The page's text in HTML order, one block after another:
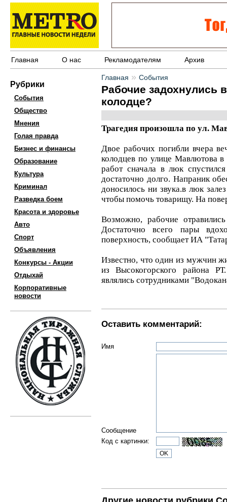
Главная О нас Рекламодателям Архив
Рубрики
События
Общество
Мнения
Голая правда
Бизнес и финансы
Образование
Культура
Криминал
Разведка боем
Красота и здоровье
Авто
Спорт
Объявления
Конкурсы - Акции
Отдыхай
Корпоративные
новости
Главная » События
Рабочие задохнулись
колодце?
Трагедия произошла по ул.
Двое рабочих погибли вчера
колодцев по улице Мавлютова
работ сначала в люк
достаточно долго. Напраник
доносилось ни звука.в люк
чтобы помочь товарищу. На
Возможно, рабочие
Достаточно всего пары
поверхность, сообщает ИА
Известно, что один из мужчин
из Высокогорского района
являлись сотрудниками
Оставить комментарий:
Имя
Сообщение
Код с картинки: